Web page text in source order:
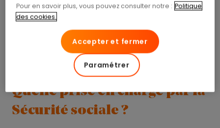
Il faut savoir que dans le tarif journalier d’une
hospitalisation, la part des salaires du personnel
en représente 70 % , celle des médicaments et
dispositifs médicaux 13 %, celle des charges fixes 9
% et enfin celle de l’immobilier 8 %.
Quelle prise en charge par la
Sécurité sociale ?
Pour en savoir plus, vous pouvez consulter notre : Politique
des cookies.
Accepter et fermer
Paramétrer